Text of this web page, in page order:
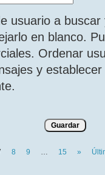
usuario a
en blanco.
Ordenar
y
8 9 … 15 »